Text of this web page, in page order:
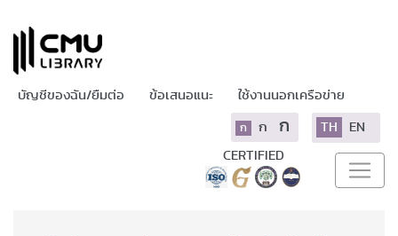
บัญชีของฉัน/ยืมต่อ ข้อเสนอแนะ ใช้งานนอกเครือข่าย
ก ก ก TH EN
CERTIFIED